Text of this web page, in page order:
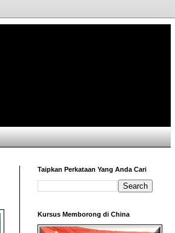
Taipkan Perkataan Yang Anda Cari
Kursus Memborong di China